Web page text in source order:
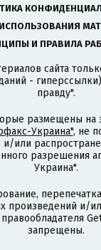
И ПРАВИЛА
сайта
-
правду".
размещены на
Украина", не
и/или
разрешения
Украина".
произведений и/
запрещены.